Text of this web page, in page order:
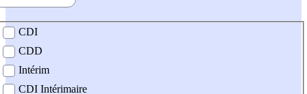
contrat
CDI
CDD
Intérim
CDI Intérimaire